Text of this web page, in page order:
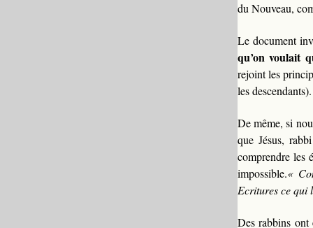
du Nouveau,
Le document
qu’on voulait
rejoint les
les descendants).
De même, si
que Jésus,
comprendre les
impossible.«
Ecritures ce
Des rabbins ont